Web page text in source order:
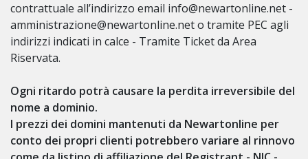
contrattuale all’indirizzo email info@newartonline.net -
amministrazione@newartonline.net o tramite PEC agli
indirizzi indicati in calce - Tramite Ticket da Area
Riservata.
Ogni ritardo potrà causare la perdita irreversibile del
nome a dominio.
I prezzi dei domini mantenuti da Newartonline per
conto dei propri clienti potrebbero variare al rinnovo